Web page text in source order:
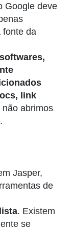
Google deve
fonte da
link
abrimos
Jasper,
de
. Existem
se